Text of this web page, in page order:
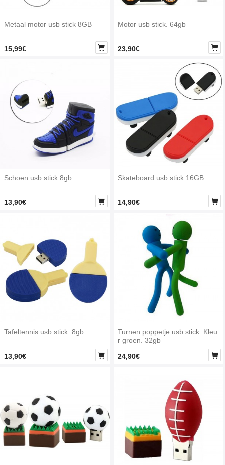
Metaal motor usb stick 8GB
15,99€ 
Motor usb stick. 64gb
23,90€ 
Schoen usb stick 8gb
13,90€ 
Skateboard usb stick 16GB
14,90€ 
Tafeltennis usb stick. 8gb
13,90€ 
Turnen poppetje usb stick. Kleu
r groen. 32gb
24,90€
